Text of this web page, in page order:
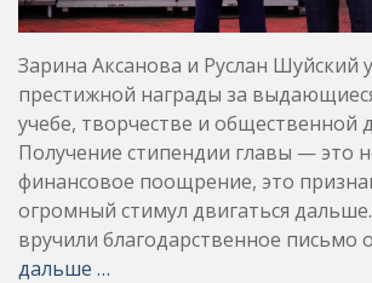
Зарина Аксанова и Руслан Шуйский
престижной награды за
учебе, творчестве и общественной
Получение стипендии главы — это
финансовое поощрение, это
огромный стимул двигаться
вручили благодарственное письмо
дальше …